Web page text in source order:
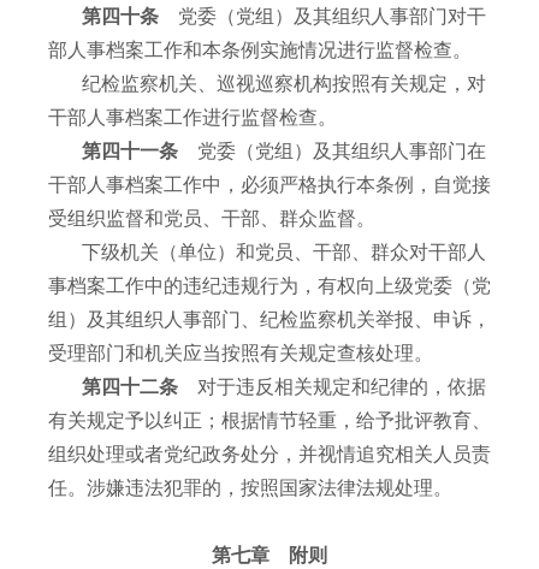
第四十条 党委（党组）及其组织人事部门对干
部人事档案工作和本条例实施情况进行监督检查。
纪检监察机关、巡视巡察机构按照有关规定，对
干部人事档案工作进行监督检查。
第四十一条 党委（党组）及其组织人事部门在
干部人事档案工作中，必须严格执行本条例，自觉接
受组织监督和党员、干部、群众监督。
下级机关（单位）和党员、干部、群众对干部人
事档案工作中的违纪违规行为，有权向上级党委（党
组）及其组织人事部门、纪检监察机关举报、申诉，
受理部门和机关应当按照有关规定查核处理。
第四十二条 对于违反相关规定和纪律的，依据
有关规定予以纠正；根据情节轻重，给予批评教育、
组织处理或者党纪政务处分，并视情追究相关人员责
任。涉嫌违法犯罪的，按照国家法律法规处理。
第七章 附则